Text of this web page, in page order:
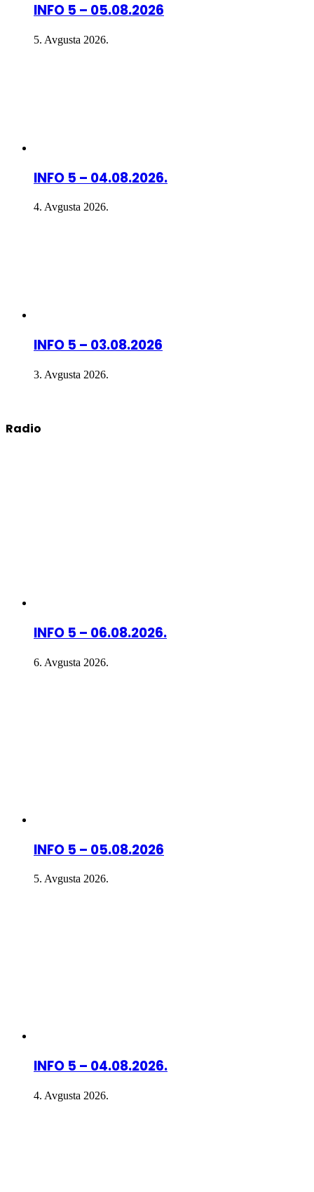
INFO 5 – 05.08.2026
5. Avgusta 2026.
INFO 5 – 04.08.2026.
4. Avgusta 2026.
INFO 5 – 03.08.2026
3. Avgusta 2026.
Radio
INFO 5 – 06.08.2026.
6. Avgusta 2026.
INFO 5 – 05.08.2026
5. Avgusta 2026.
INFO 5 – 04.08.2026.
4. Avgusta 2026.